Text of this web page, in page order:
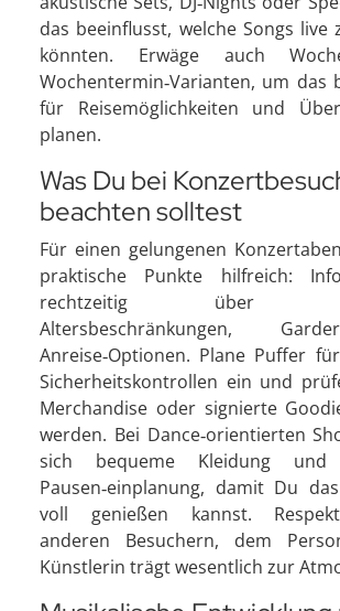
das beeinflusst, welche Songs live
könnten. Erwäge auch
Wochentermin‑Varianten, um das
für Reisemöglichkeiten und
planen.
Was Du bei
beachten solltest
Für einen gelungenen
praktische Punkte hilfreich:
rechtzeitig über
Altersbeschränkungen,
Anreise‑Optionen. Plane Puffer
Sicherheitskontrollen ein und
Merchandise oder signierte
werden. Bei Dance‑orientierten
sich bequeme Kleidung und
Pausen‑einplanung, damit Du das
voll genießen kannst.
anderen Besuchern, dem
Künstlerin trägt wesentlich zur